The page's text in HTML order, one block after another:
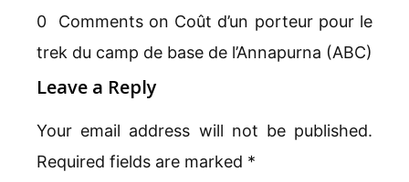
0 Comments on Coût d’un porteur pour le
trek du camp de base de l’Annapurna (ABC)
Leave a Reply
Your email address will not be published.
Required fields are marked *